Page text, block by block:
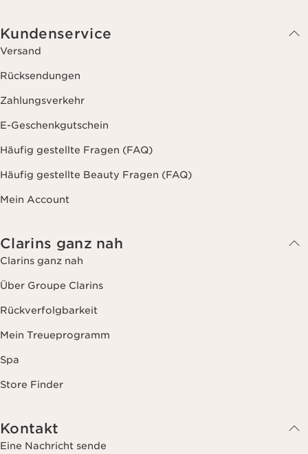
Kundenservice
Versand
Rücksendungen
Zahlungsverkehr
E-Geschenkgutschein
Häufig gestellte Fragen (FAQ)
Häufig gestellte Beauty Fragen (FAQ)
Mein Account
Clarins ganz nah
Clarins ganz nah
Über Groupe Clarins
Rückverfolgbarkeit
Mein Treueprogramm
Spa
Store Finder
Kontakt
Eine Nachricht sende